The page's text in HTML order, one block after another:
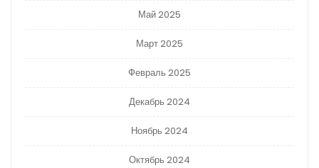
Май 2025
Март 2025
Февраль 2025
Декабрь 2024
Ноябрь 2024
Октябрь 2024